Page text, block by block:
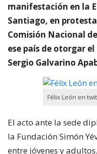
manifestación en la
Santiago, en
Comisión Nacional
ese país de otorgar
Sergio Galvarino
Félix León en
El acto ante la sede
la Fundación Simón
entre jóvenes y